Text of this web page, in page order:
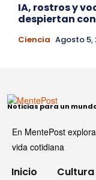
IA, rostros y
despiertan
Ciencia Agosto 5,
Noticias para un
En MentePost
vida cotidiana
Inicio